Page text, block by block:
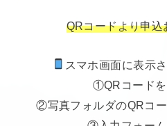
QRコードより申込
スマホ画面に表示
①QRコードを
②写真フォルダのQRコ